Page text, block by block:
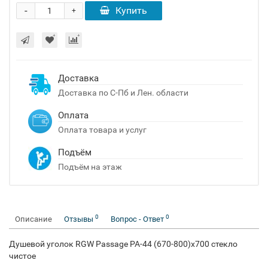
+
- Купить
Доставка
Доставка по С-Пб и Лен. области
Оплата
Оплата товара и услуг
Подъём
Подъём на этаж
Описание Отзывы 0 Вопрос - Ответ 0
Душевой уголок RGW Passage PA-44 (670-800)х700 стекло
чистое